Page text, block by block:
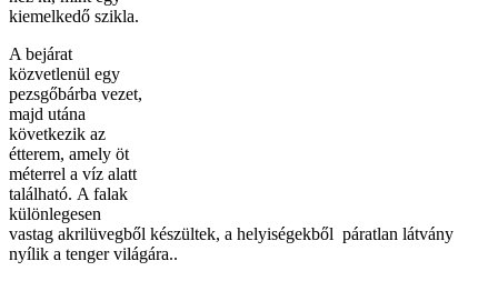
kiemelkedő szikla.
A bejárat
közvetlenül egy
pezsgőbárba vezet,
majd utána
következik az
étterem, amely öt
méterrel a víz alatt
található. A falak
különlegesen
vastag akrilüvegből készültek, a helyiségekből páratlan látvány
nyílik a tenger világára..